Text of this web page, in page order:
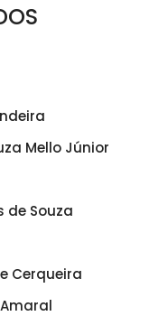
Mello Júnior
de Souza
Cerqueira